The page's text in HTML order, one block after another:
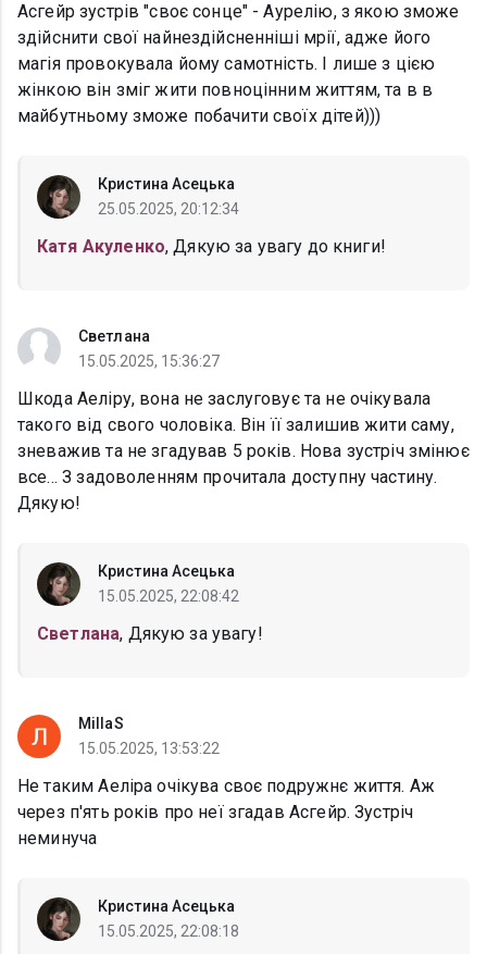
Асгейр зустрів "своє сонце" - Аурелію, з якою зможе
здійснити свої найнездійсненніші мрії, адже його
магія провокувала йому самотність. І лише з цією
жінкою він зміг жити повноцінним життям, та в в
майбутньому зможе побачити своїх дітей)))
Кристина Асецька
25.05.2025, 20:12:34
Катя Акуленко, Дякую за увагу до книги!
Светлана
15.05.2025, 15:36:27
Шкода Аеліру, вона не заслуговує та не очікувала
такого від свого чоловіка. Він її залишив жити саму,
зневажив та не згадував 5 років. Нова зустріч змінює
все... З задоволенням прочитала доступну частину.
Дякую!
Кристина Асецька
15.05.2025, 22:08:42
Светлана, Дякую за увагу!
MillaS
15.05.2025, 13:53:22
Не таким Аеліра очікува своє подружнє життя. Аж
через п'ять років про неї згадав Асгейр. Зустріч
неминуча
Кристина Асецька
15.05.2025, 22:08:18